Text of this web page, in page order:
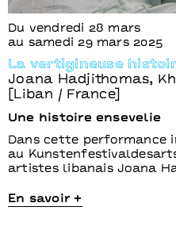
Du vendredi 28 mars
au samedi 29 mars 2025
La vertigineuse
Joana Hadjithomas,
[Liban / France]
Une histoire ensevelie
Dans cette performance
au
artistes libanais Joana
En savoir +